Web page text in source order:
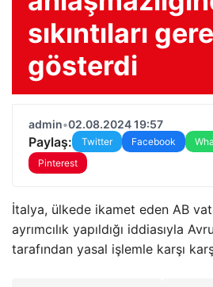
sıkıntıları
gösterdi
admin•02.08.2024 19:57
Paylaş: Twitter Facebook
Pinterest
İtalya, ülkede ikamet eden AB
ayrımcılık yapıldığı iddiasıyla
tarafından yasal işlemle karşı